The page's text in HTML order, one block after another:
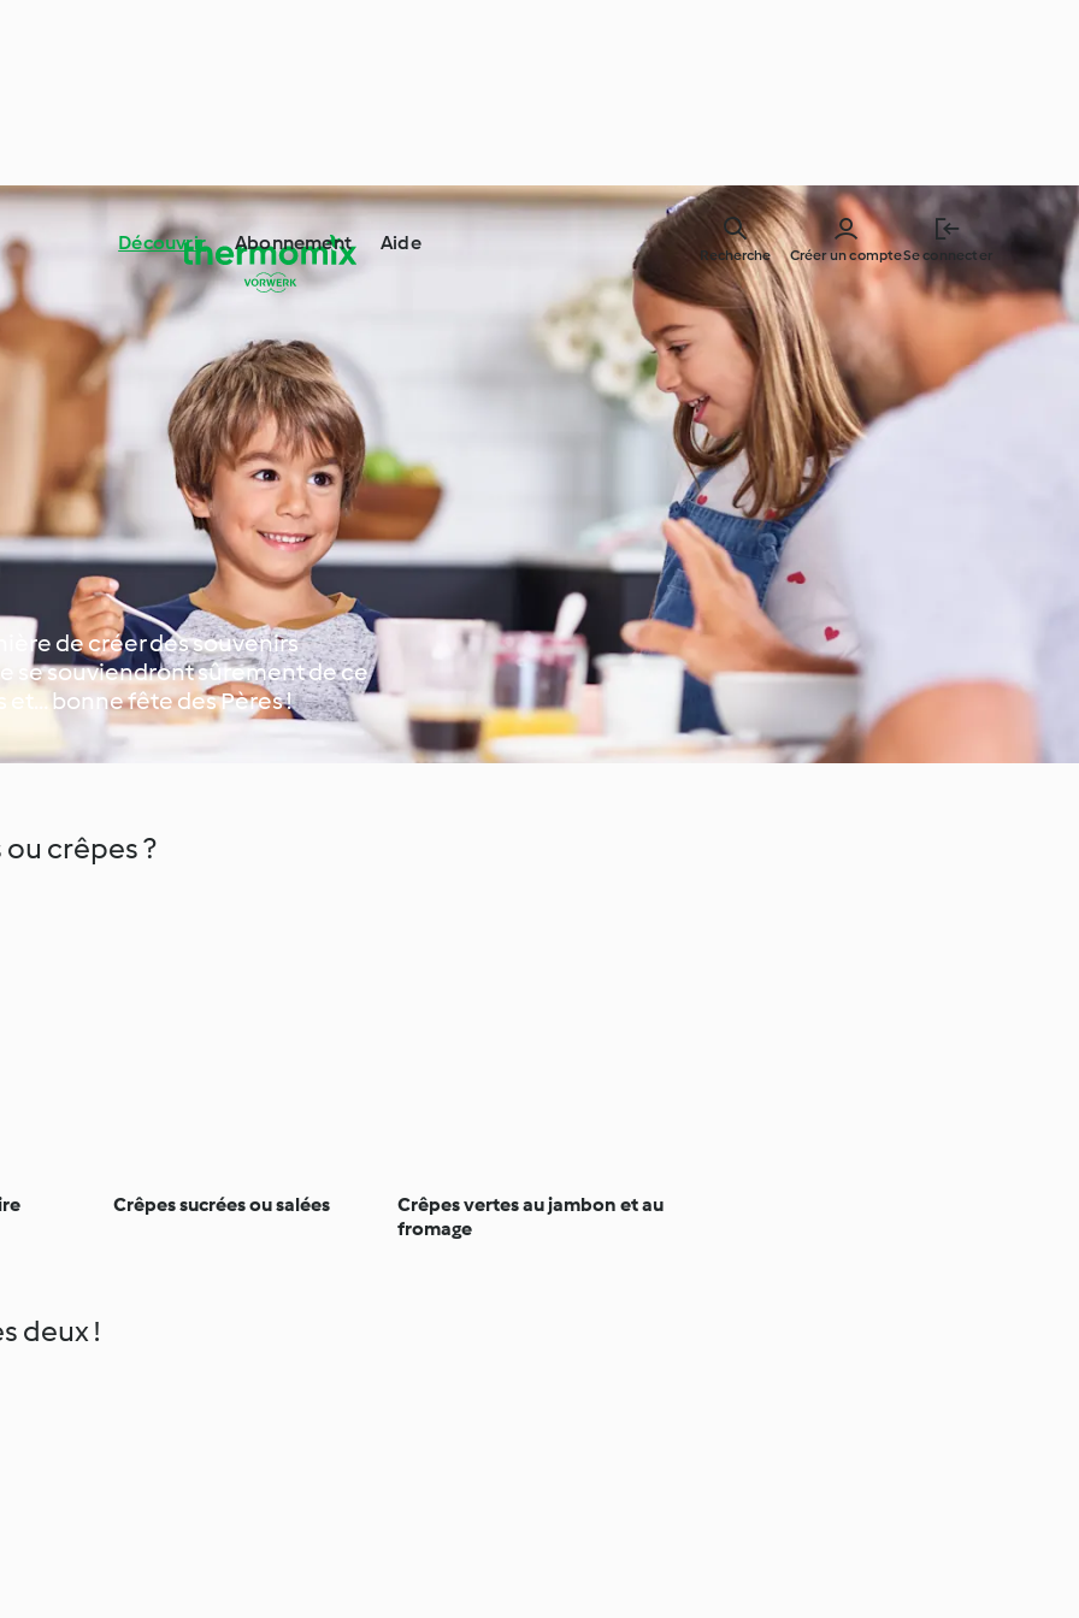
Découvrir Abonnement Aide
Créer un compteSe connecter
Recherche
de créer des souvenirs
se souviendront sûrement de ce
bonne fête des Pères !
crêpes ?
Crêpes sucrées ou salées
Crêpes vertes au jambon et au
fromage
deux !